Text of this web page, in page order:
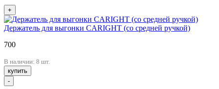
+
Держатель для выгонки CARIGHT (со средней ручкой)
700
В наличии: 8 шт.
купить
-